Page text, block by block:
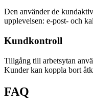
Den använder de
upplevelsen: e-post- och
Kundkontroll
Tillgång till arbetsytan
Kunder kan koppla bort
FAQ